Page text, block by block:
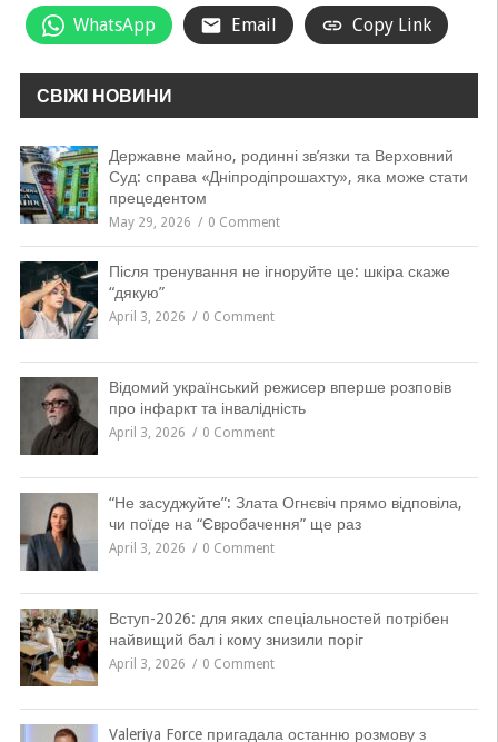
WhatsApp Email Copy Link
СВІЖІ НОВИНИ
Державне майно, родинні зв’язки та Верховний
Суд: справа «Дніпродіпрошахту», яка може стати
прецедентом
May 29, 2026 0 Comment
Після тренування не ігноруйте це: шкіра скаже
“дякую”
April 3, 2026 0 Comment
Відомий український режисер вперше розповів
про інфаркт та інвалідність
April 3, 2026 0 Comment
“Не засуджуйте”: Злата Огнєвіч прямо відповіла,
чи поїде на “Євробачення” ще раз
April 3, 2026 0 Comment
Вступ-2026: для яких спеціальностей потрібен
найвищий бал і кому знизили поріг
April 3, 2026 0 Comment
Valeriya Force пригадала останню розмову з